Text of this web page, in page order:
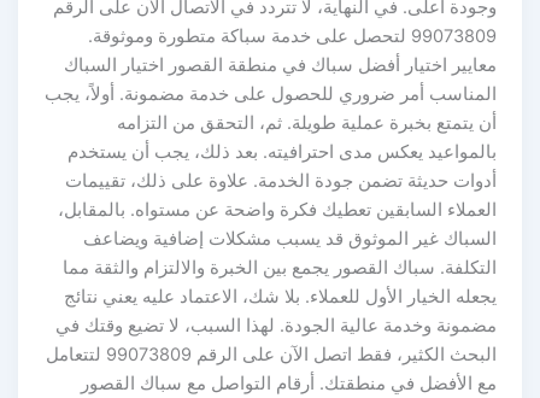
وجودة أعلى. في النهاية، لا تتردد في الاتصال الآن على الرقم
99073809 لتحصل على خدمة سباكة متطورة وموثوقة.
معايير اختيار أفضل سباك في منطقة القصور اختيار السباك
المناسب أمر ضروري للحصول على خدمة مضمونة. أولاً، يجب
أن يتمتع بخبرة عملية طويلة. ثم، التحقق من التزامه
بالمواعيد يعكس مدى احترافيته. بعد ذلك، يجب أن يستخدم
أدوات حديثة تضمن جودة الخدمة. علاوة على ذلك، تقييمات
العملاء السابقين تعطيك فكرة واضحة عن مستواه. بالمقابل،
السباك غير الموثوق قد يسبب مشكلات إضافية ويضاعف
التكلفة. سباك القصور يجمع بين الخبرة والالتزام والثقة مما
يجعله الخيار الأول للعملاء. بلا شك، الاعتماد عليه يعني نتائج
مضمونة وخدمة عالية الجودة. لهذا السبب، لا تضيع وقتك في
البحث الكثير، فقط اتصل الآن على الرقم 99073809 لتتعامل
مع الأفضل في منطقتك. أرقام التواصل مع سباك القصور